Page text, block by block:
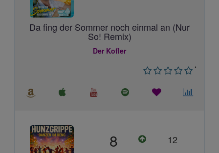
Da fing der Sommer noch einmal an (Nur
So! Remix)
Der Kofler
*
8 12